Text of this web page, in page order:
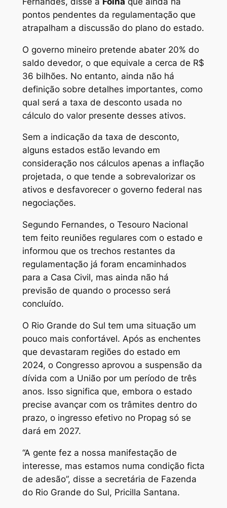
pontos pendentes da regulamentação que
atrapalham a discussão do plano do estado.
O governo mineiro pretende abater 20% do
saldo devedor, o que equivale a cerca de R$
36 bilhões. No entanto, ainda não há
definição sobre detalhes importantes, como
qual será a taxa de desconto usada no
cálculo do valor presente desses ativos.
Sem a indicação da taxa de desconto,
alguns estados estão levando em
consideração nos cálculos apenas a inflação
projetada, o que tende a sobrevalorizar os
ativos e desfavorecer o governo federal nas
negociações.
Segundo Fernandes, o Tesouro Nacional
tem feito reuniões regulares com o estado e
informou que os trechos restantes da
regulamentação já foram encaminhados
para a Casa Civil, mas ainda não há
previsão de quando o processo será
concluído.
O Rio Grande do Sul tem uma situação um
pouco mais confortável. Após as enchentes
que devastaram regiões do estado em
2024, o Congresso aprovou a suspensão da
dívida com a União por um período de três
anos. Isso significa que, embora o estado
precise avançar com os trâmites dentro do
prazo, o ingresso efetivo no Propag só se
dará em 2027.
“A gente fez a nossa manifestação de
interesse, mas estamos numa condição ficta
de adesão”, disse a secretária de Fazenda
do Rio Grande do Sul, Pricilla Santana.